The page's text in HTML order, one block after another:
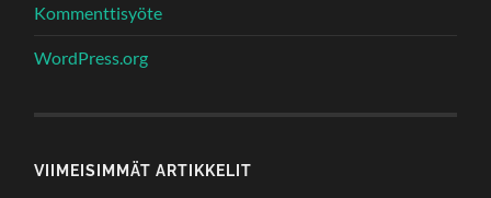
Kommenttisyöte
WordPress.org
VIIMEISIMMÄT ARTIKKELIT